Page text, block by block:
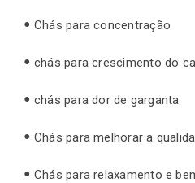
Chás para concentração
chás para crescimento do
chás para dor de garganta
Chás para melhorar a
Chás para relaxamento e